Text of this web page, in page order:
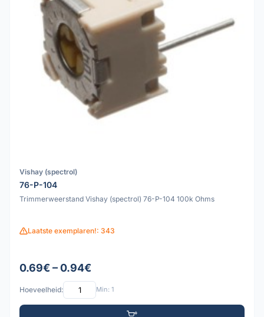
Vishay (spectrol)
76-P-104
Trimmerweerstand Vishay (spectrol) 76-P-104 100k Ohms
Laatste exemplaren!: 343
0.69€ – 0.94€
Hoeveelheid: Min: 1